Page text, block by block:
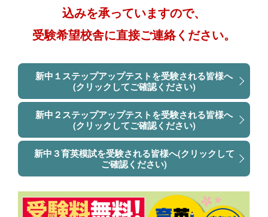
込みを承っていますので、
受験希望校舎に直接ご連絡ください。
新中１ステップアップテストを受験される皆様へ
(クリックしてご確認ください)
新中２ステップアップテストを受験される皆様へ
(クリックしてご確認ください)
新中３育英模試を受験される皆様へ(クリックして
ご確認ください)